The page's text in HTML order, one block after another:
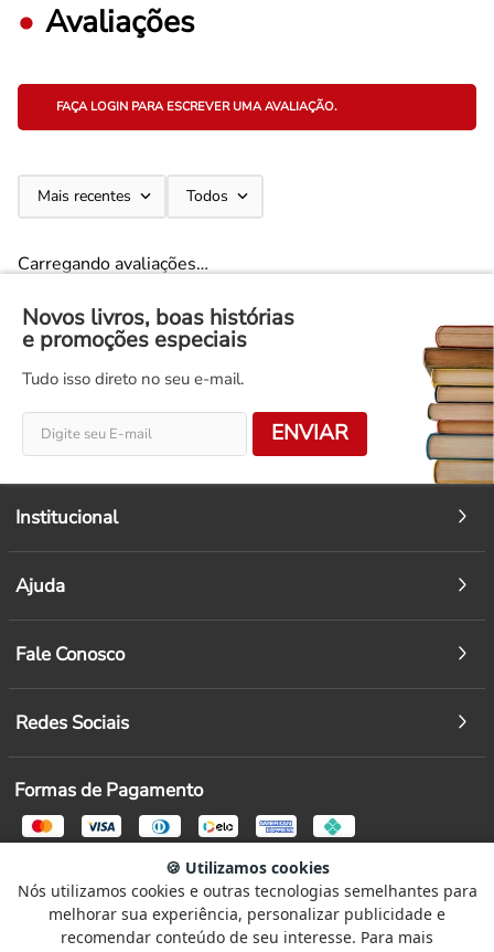
Avaliações
FAÇA LOGIN PARA ESCREVER UMA AVALIAÇÃO.
Mais recentes Todos
Carregando avaliações…
Novos livros, boas histórias
e promoções especiais
Tudo isso direto no seu e-mail.
ENVIAR
Institucional
Ajuda
Fale Conosco
Redes Sociais
Formas de Pagamento
🍪 Utilizamos cookies
Nós utilizamos cookies e outras tecnologias semelhantes para
melhorar sua experiência, personalizar publicidade e
recomendar conteúdo de seu interesse. Para mais
Como está sendo sua experiência?
Selecione
uma
opção